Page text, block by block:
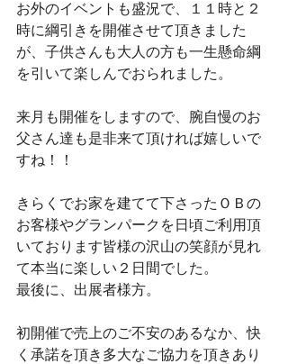
お外のイベントも盛況で、１１時と２
時に綱引きを開催させて頂きました
が、子供さんも大人の方も一生懸命綱
を引いて楽しんでおられました。
来月も開催をしますので、腕自慢のお
父さん達も是非来て頂ければ嬉しいで
すね！！
きらくでお家を建てて下さったＯＢの
お客様やグランパークを日頃ご利用頂
いております皆様の沢山の笑顔が見れ
て本当に楽しい２日間でした。
最後に、出展者様方。
初開催で売上のご不安のあるなか、快
く承諾を頂き多大なご協力を頂きあり